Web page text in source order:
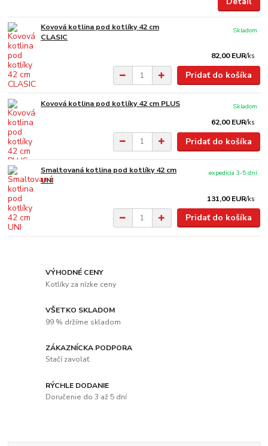
Kovová kotlina pod kotlíky 42 cm
CLASIC
82,00 EUR/ks
Skladom
Pridať do košíka
Kovová kotlina pod kotlíky 42 cm PLUS
62,00 EUR/ks
Skladom
Pridať do košíka
Smaltovaná kotlina pod kotlíky 42 cm
UNI
131,00 EUR/ks
expedícia 3-5 dní
Pridať do košíka
VÝHODNÉ CENY
Kotlíky za nízke ceny
VŠETKO SKLADOM
99 % držíme skladom
ZÁKAZNÍCKA PODPORA
Stačí zavolať
RÝCHLE DODANIE
Doručenie do 3 až 5 dní